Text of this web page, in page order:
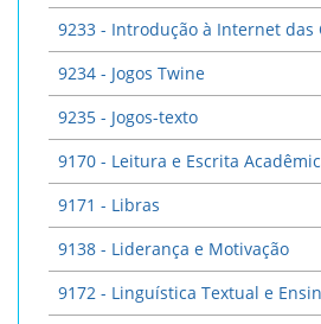
9233 - Introdução à Internet das
9234 - Jogos Twine
9235 - Jogos-texto
9170 - Leitura e Escrita
9171 - Libras
9138 - Liderança e Motivação
9172 - Linguística Textual e